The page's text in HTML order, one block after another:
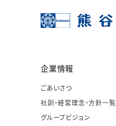
企業情報
ごあいさつ
社訓・経営理念・方針一覧
グループビジョン